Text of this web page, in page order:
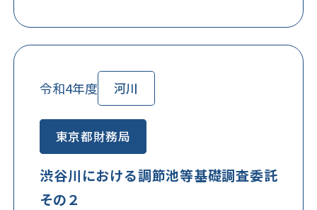
令和4年度 河川
東京都財務局
渋谷川における調節池等基礎調査委託
その２